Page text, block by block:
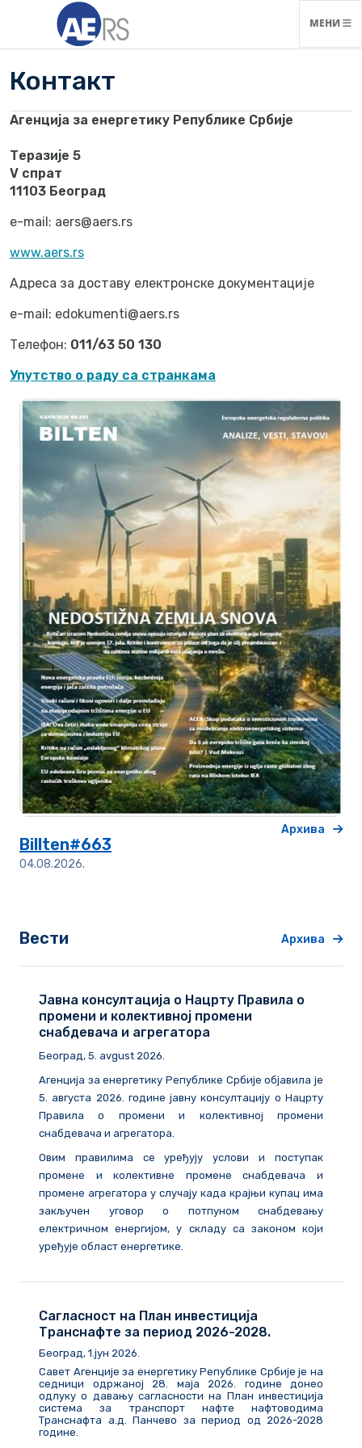
МЕНИ
Контакт
Агенција за енергетику Републике Србије
Теразије 5
V спрат
11103 Београд
e-mail: aers@aers.rs
www.aers.rs
Адреса за доставу електронске документације
e-mail: edokumenti@aers.rs
Телефон: 011/63 50 130
Упутство o раду са странкама
Billten#663
04.08.2026.
Архива
Вести Архива
Јавна консултација о Нацрту Правила о
промени и колективној промени
снабдевача и агрегатора
Београд, 5. avgust 2026.
Агенција за енергетику Републике Србије објавила је
5. августа 2026. годинејавну консултацију о Нацрту
Правила о промени и колективној промени
снабдевача и агрегатора.
Овим правилима се уређују услови и поступак
промене и колективне промене снабдевача и
промене агрегатора у случају када крајњи купац има
закључен уговор о потпуном снабдевању
електричном енергијом, у складу са законом који
уређује област енергетике.
Сагласност на План инвестиција
Транснафте за период 2026-2028.
Београд, 1.јун 2026.
Савет Агенције за енергетику Републике Србије је на
седници одржаној 28. маја 2026. године донео
одлуку о давању сагласности на План инвестиција
система за транспорт нафте нафтоводима
Транснафта а.д. Панчево за период од 2026-2028
године.